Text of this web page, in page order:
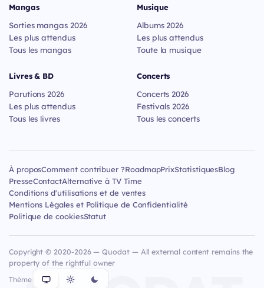
Mangas
Sorties mangas 2026
Les plus attendus
Tous les mangas
Livres & BD
Parutions 2026
Les plus attendus
Tous les livres
Musique
Albums 2026
Les plus attendus
Toute la musique
Concerts
Concerts 2026
Festivals 2026
Tous les concerts
À proposComment contribuer ?RoadmapPrixStatistiquesBlog
PresseContactAlternative à TV Time
Conditions d'utilisations et de ventes
Mentions Légales et Politique de Confidentialité
Politique de cookiesStatut
Copyright © 2020-2026 — Quodat — All external content remains the
property of the rightful owner
Thème